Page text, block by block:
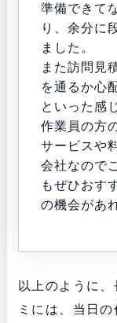
準備できて
り、余分に
ました。
また訪問見
を通るか心
といった感
作業員の方
サービスや
会社なので
もぜひおす
の機会があ
以上のように
ミには、当日